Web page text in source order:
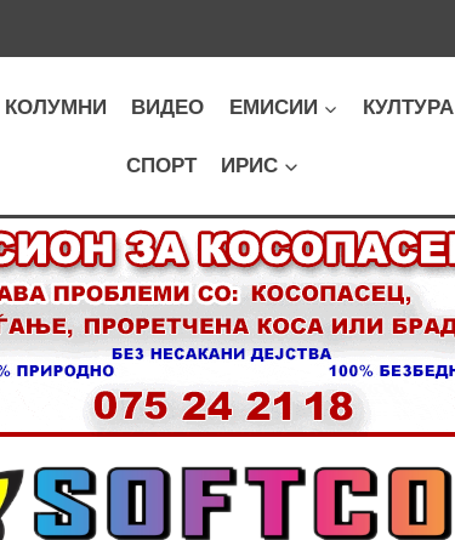
КОЛУМНИ ВИДЕО ЕМИСИИ КУЛТУРА
СПОРТ ИРИС